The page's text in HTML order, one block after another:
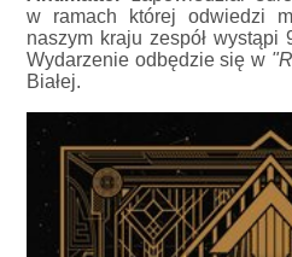
w ramach której odwiedzi
naszym kraju zespół wystąpi
Wydarzenie odbędzie się w
Białej.